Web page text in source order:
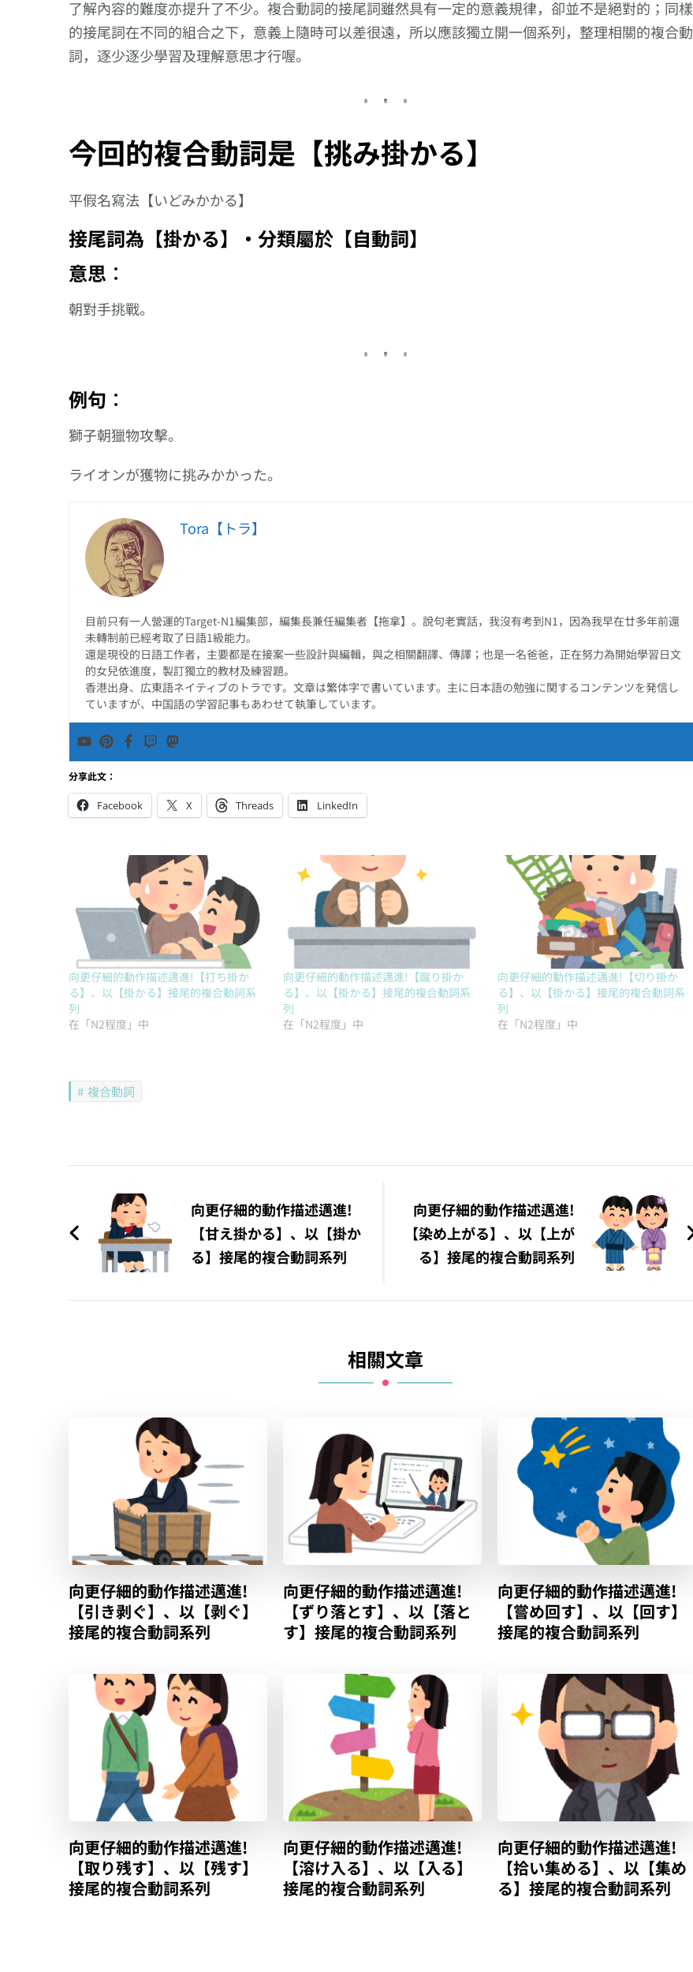
了解內容的難度亦提升了不少。複合動詞的接尾詞雖然具有一定的意義規律，卻並不是絕對的；同樣
的接尾詞在不同的組合之下，意義上隨時可以差很遠，所以應該獨立開一個系列，整理相關的複合動
詞，逐少逐少學習及理解意思才行喔。
今回的複合動詞是【挑み掛かる】
平假名寫法【いどみかかる】
接尾詞為【掛かる】‧分類屬於【自動詞】
意思︰
朝對手挑戰。
例句︰
獅子朝獵物攻擊。
ライオンが獲物に挑みかかった。
Tora【トラ】
目前只有一人營運的Target-N1編集部，編集長兼任編集者【拖拿】。說句老實話，我沒有考到N1，因為我早在廿多年前還
未轉制前已經考取了日語1級能力。
還是現役的日語工作者，主要都是在接案一些設計與編輯，與之相關翻譯、傳譯；也是一名爸爸，正在努力為開始學習日文
的女兒依進度，製訂獨立的教材及練習題。
香港出身、広東語ネイティブのトラです。文章は繁体字で書いています。主に日本語の勉強に関するコンテンツを発信し
ていますが、中国語の学習記事もあわせて執筆しています。
分享此文：
Facebook X Threads LinkedIn
向更仔細的動作描述邁進!【打ち掛か
る】、以【掛かる】接尾的複合動詞系
列
在「N2程度」中
向更仔細的動作描述邁進!【蹴り掛か
る】、以【掛かる】接尾的複合動詞系
列
在「N2程度」中
向更仔細的動作描述邁進!【切り掛か
る】、以【掛かる】接尾的複合動詞系
列
在「N2程度」中
複合動詞
章
導
向更仔細的動作描述邁進!
【甘え掛かる】、以【掛か
る】接尾的複合動詞系列
向更仔細的動作描述邁進!
【染め上がる】、以【上が
る】接尾的複合動詞系列
相關文章
向更仔細的動作描述邁進!
【引き剥ぐ】、以【剥ぐ】
接尾的複合動詞系列
向更仔細的動作描述邁進!
【ずり落とす】、以【落と
す】接尾的複合動詞系列
向更仔細的動作描述邁進!
【嘗め回す】、以【回す】
接尾的複合動詞系列
向更仔細的動作描述邁進!
【取り残す】、以【残す】
接尾的複合動詞系列
向更仔細的動作描述邁進!
【溶け入る】、以【入る】
接尾的複合動詞系列
向更仔細的動作描述邁進!
【拾い集める】、以【集め
る】接尾的複合動詞系列